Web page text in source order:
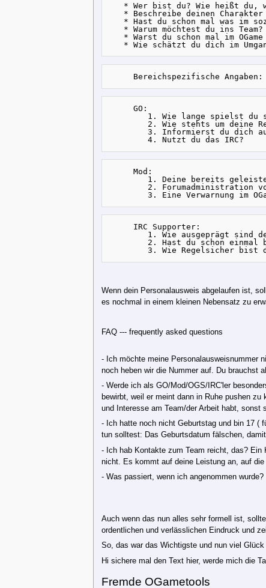
* Wer bist du? Wie heißt du,
* Beschreibe deinen Charakter
* Hast du schon mal was im
* Warum möchtest du ins
* Warst du schon mal im
     GO:
1. Wie lange spielst du
2. Wie stehts um deine
3. Informierst du dich
     Mod:
1. Deine bereits
2. Forumadministration
     IRC Supporter:
1. Wie ausgeprägt sind
2. Hast du schon einmal
Wenn dein Personalausweis abgelaufen ist,
es nochmal in einem kleinen Nebensatz zu
FAQ --- frequently asked questions
- Ich möchte meine Personalausweisnummer
noch heben wir die Nummer auf. Du brauchst
- Werde ich als GO/Mod/OGS/IRC'ler
bewirbt, weil er meint dann in Ruhe pushen
und Interesse am Team/der Arbeit habt, sonst
- Ich hatte noch nicht Geburtstag und bin 17 (
tun solltest: Das Geburtsdatum fälschen,
- Ich hab Kontakte zum Team reicht, das?
nicht. Es kommt auf deine Leistung an, auf
- Was passiert, wenn ich angenommen
Auch wenn das nun alles sehr formell ist,
ordentlichen und verlässlichen Eindruck und
So, das war das Wichtigste und nun viel
Hi sichere mal den Text hier, werde mich die
Fremde OGametools